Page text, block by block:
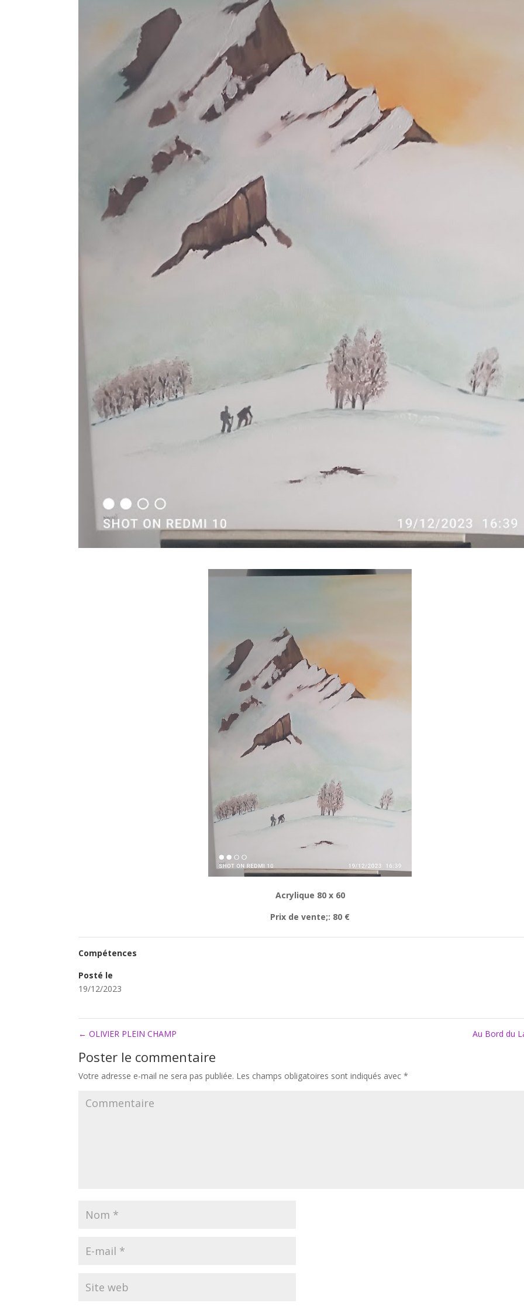
Acrylique 80 x 60
Prix de vente;: 80 €
Compétences
Posté le
19/12/2023
← OLIVIER PLEIN CHAMP Au Bord du
Poster le commentaire
Votre adresse e-mail ne sera pas publiée. Les champs obligatoires sont indiqués avec*